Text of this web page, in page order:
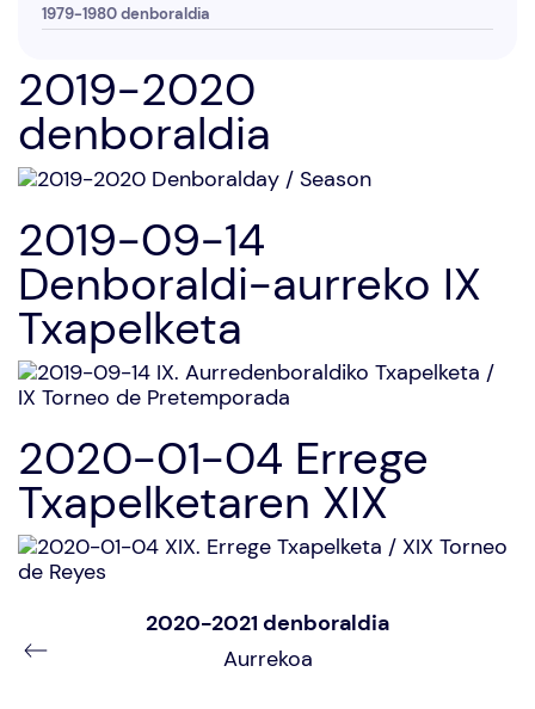
1979-1980 denboraldia
2019-2020
denboraldia
2019-09-14
Denboraldi-aurreko IX
Txapelketa
2020-01-04 Errege
Txapelketaren XIX
2020-2021 denboraldia
Aurrekoa